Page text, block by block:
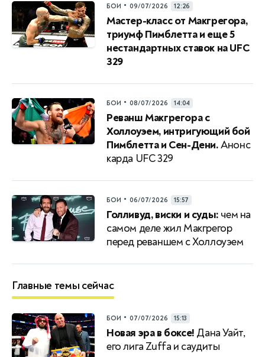
БОИ • 09/07/2026 12:26
Мастер-класс от Макгрегора,
триумф Пимблетта и еще 5
нестандартных ставок на UFC
329
БОИ • 08/07/2026 14:04
Реванш Макгрегора с
Холлоуэем, интригующий бой
Пимблетта и Сен-Дени.Анонс
карда UFC 329
БОИ • 06/07/2026 15:57
Голливуд, виски и суды: чем на
самом деле жил Макгрегор
перед реваншем с Холлоуэем
Главные темы сейчас
БОИ • 07/07/2026 15:13
Новая эра в боксе! Дана Уайт,
его лига Zuffa и саудиты